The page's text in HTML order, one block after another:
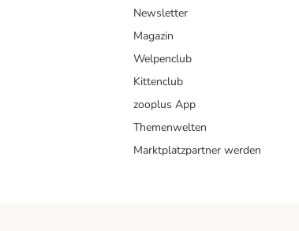
Newsletter
Magazin
Welpenclub
Kittenclub
zooplus App
Themenwelten
Marktplatzpartner werden